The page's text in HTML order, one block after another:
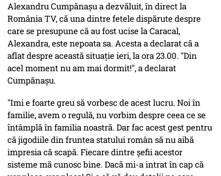
Alexandru Cumpănaşu a dezvăluit, în direct la
România TV, că una dintre fetele dispărute despre
care se presupune că au fost ucise la Caracal,
Alexandra, este nepoata sa. Acesta a declarat că a
aflat despre această situaţie ieri, la ora 23.00. "Din
acel moment nu am mai dormit!", a declarat
Cumpănaşu.
"Imi e foarte greu să vorbesc de acest lucru. Noi în
familie, avem o regulă, nu vorbim despre ceea ce se
întâmplă în familia noastră. Dar fac acest gest pentru
că jigodiile din fruntea statului român să nu aibă
impresia că scapă. Fiecare dintre şefii acestor
sisteme mă cunosc bine. Dacă mi-a intrat în cap că